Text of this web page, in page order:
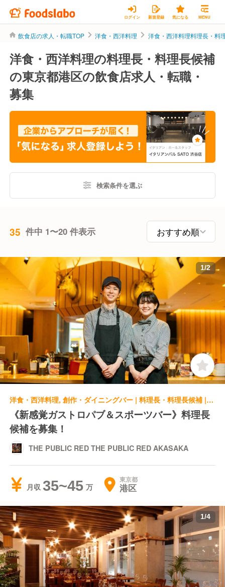
ログイン 新規登録 気になる MENU
飲食店の求人・転職TOP 洋食・西洋料理 洋食・西洋料理料理長・料
洋食・西洋料理の料理長・料理長候補
の東京都港区の飲食店求人・転職・
募集
検索条件を選ぶ
35 件中 1〜20 件表示
1/2
洋食・西洋料理, 創作・ダイニングバー | 料理長・料理長候補 | THE PUBLIC RED THE PUBLIC RED AKASAKA
《新感覚ガストロパブ＆スポーツバー》料理長
候補を募集！
THE PUBLIC RED THE PUBLIC RED AKASAKA
月収 35~45 東京都
港区
1/4